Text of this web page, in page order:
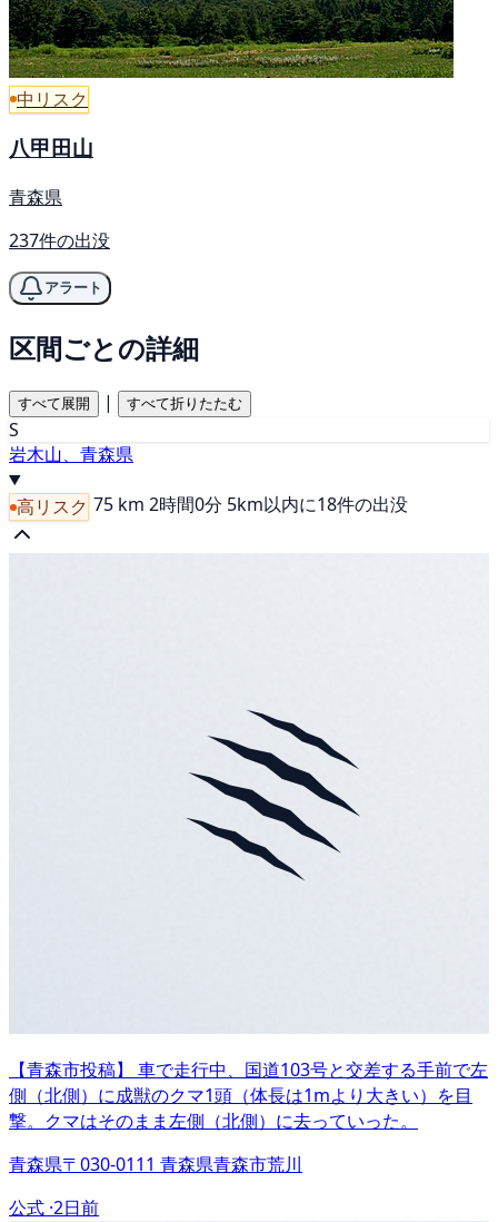
中リスク
八甲田山
青森県
237件の出没
アラート
区間ごとの詳細
すべて展開 | すべて折りたたむ
S
岩木山、青森県
高リスク 75 km 2時間0分 5km以内に18件の出没
【青森市投稿】 車で走行中、国道103号と交差する手前で左
側（北側）に成獣のクマ1頭（体長は1mより大きい）を目
撃。クマはそのまま左側（北側）に去っていった。
青森県〒030-0111 青森県青森市荒川
公式 ·2日前